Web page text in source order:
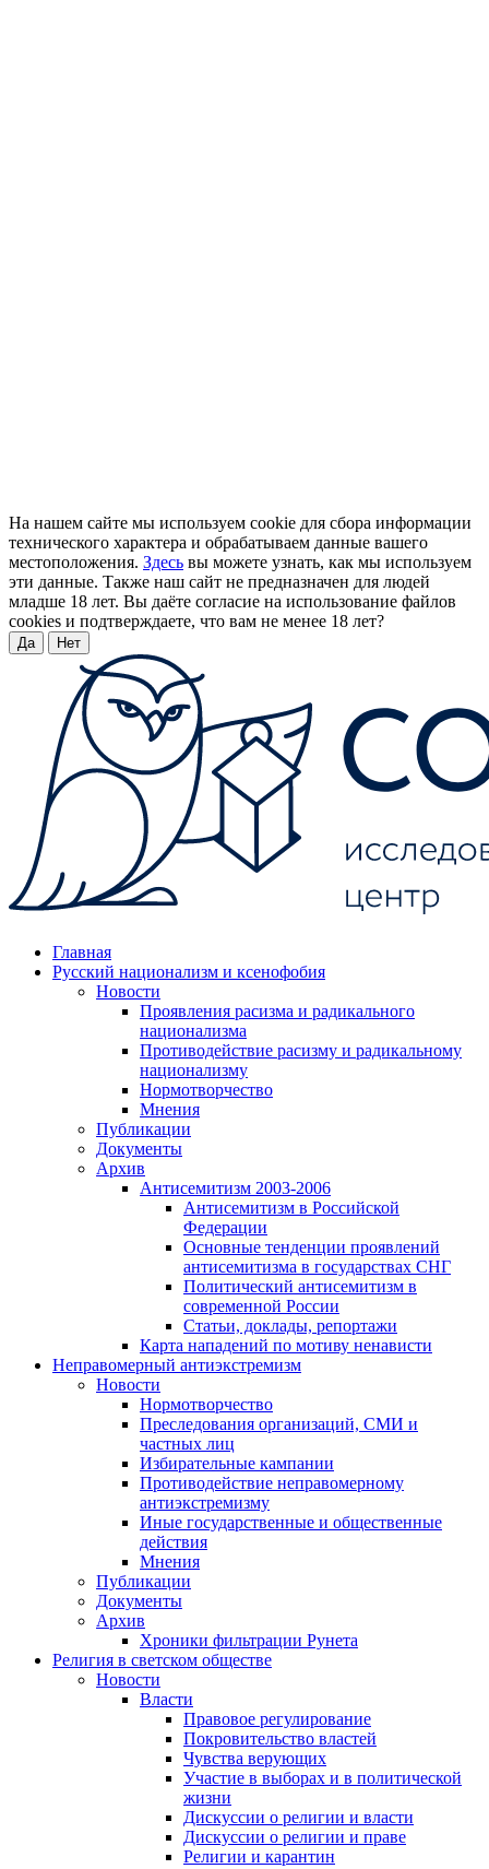
На нашем сайте мы используем cookie для сбора информации
технического характера и обрабатываем данные вашего
местоположения. Здесь вы можете узнать, как мы используем
эти данные. Также наш сайт не предназначен для людей
младше 18 лет. Вы даёте согласие на использование файлов
cookies и подтверждаете, что вам не менее 18 лет?
Да Нет
Главная
Русский национализм и ксенофобия
Новости
Проявления расизма и радикального
национализма
Противодействие расизму и радикальному
национализму
Нормотворчество
Мнения
Публикации
Документы
Архив
Антисемитизм 2003-2006
Антисемитизм в Российской
Федерации
Основные тенденции проявлений
антисемитизма в государствах СНГ
Политический антисемитизм в
современной России
Статьи, доклады, репортажи
Карта нападений по мотиву ненависти
Неправомерный антиэкстремизм
Новости
Нормотворчество
Преследования организаций, СМИ и
частных лиц
Избирательные кампании
Противодействие неправомерному
антиэкстремизму
Иные государственные и общественные
действия
Мнения
Публикации
Документы
Архив
Хроники фильтрации Рунета
Религия в светском обществе
Новости
Власти
Правовое регулирование
Покровительство властей
Чувства верующих
Участие в выборах и в политической
жизни
Дискуссии о религии и власти
Дискуссии о религии и праве
Религии и карантин